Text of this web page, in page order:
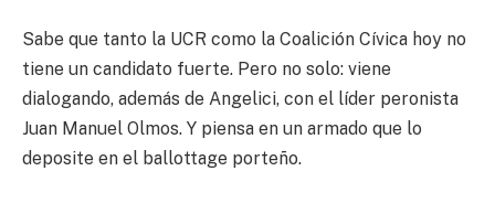
Sabe que tanto la UCR como la Coalición Cívica hoy no
tiene un candidato fuerte. Pero no solo: viene
dialogando, además de Angelici, con el líder peronista
Juan Manuel Olmos. Y piensa en un armado que lo
deposite en el ballottage porteño.